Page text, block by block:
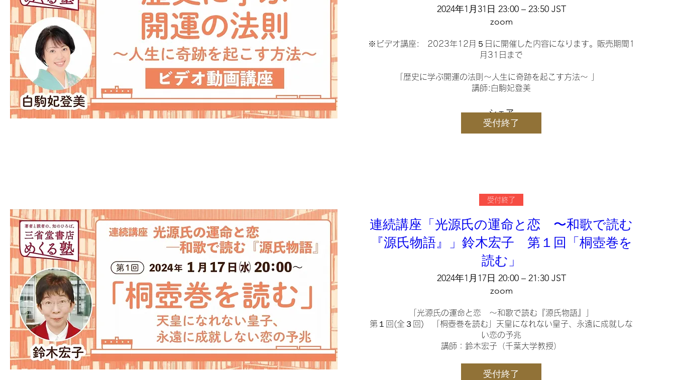
2024年1月31日 23:00 – 23:50 JST
zoom
※ビデオ講座:　2023年12月５日に開催した内容になります。販売期間1
月31日まで
「歴史に学ぶ開運の法則～人生に奇跡を起こす方法～ 」
講師:白駒妃登美
シェア
受付終了
受付終了
連続講座「光源氏の運命と恋 〜和歌で読む
『源氏物語』」鈴木宏子 第１回「桐壺巻を
読む」
2024年1月17日 20:00 – 21:30 JST
zoom
「光源氏の運命と恋　〜和歌で読む『源氏物語』」
第１回(全３回)　「桐壺巻を読む」天皇になれない皇子、永遠に成就しな
い恋の予兆
講師：鈴木宏子（千葉大学教授）
シェア
受付終了